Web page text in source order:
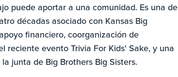
puede aportar a una comunidad. Es una de
décadas asociado con Kansas Big
financiero, coorganización de
reciente evento Trivia For Kids' Sake, y una
junta de Big Brothers Big Sisters.